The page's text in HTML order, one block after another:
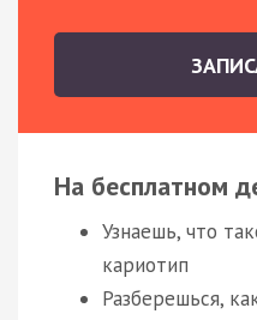
На бесплатном
Узнаешь, что
кариотип
Разберешься,